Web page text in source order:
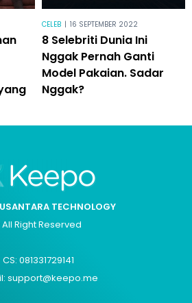
CELEB | 16 SEPTEMBER 2022
8 Selebriti Dunia Ini
Nggak Pernah Ganti
Model Pakaian. Sadar
Nggak?
TECHNOLOGY
All Right Reserved
CS: 081331729141
support@keepo.me